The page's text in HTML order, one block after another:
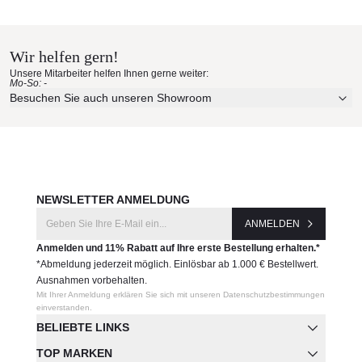
Erleben Sie unsere Stoffe und Materialien ganz in Ruhe in
Ihren eigenen vier Wänden.
Aktuelle Originalstoffe des Herstellers
Wir helfen gern!
Unsere Mitarbeiter helfen Ihnen gerne weiter:
Mo-So: -
Besuchen Sie auch unseren Showroom
BELIEBTE LINKS
TOP MARKEN
NEWSLETTER ANMELDUNG
ANMELDEN
Anmelden und 11% Rabatt auf Ihre erste Bestellung erhalten.*
*Abmeldung jederzeit möglich. Einlösbar ab 1.000 € Bestellwert.
Ausnahmen vorbehalten.
Mit Ihrer Anmeldung erklären Sie sich mit unseren Datenschutzbestimmungen
einverstanden.